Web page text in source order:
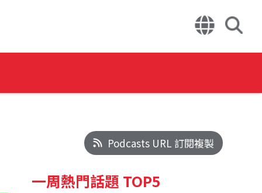
Podcasts URL 訂閱複製
一周熱門話題 TOP5